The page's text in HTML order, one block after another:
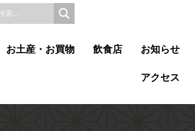
お土産・お買物 飲食店 お知らせ
アクセス